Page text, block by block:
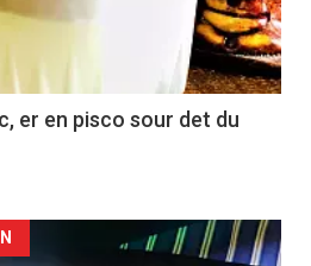
er en pisco sour det du